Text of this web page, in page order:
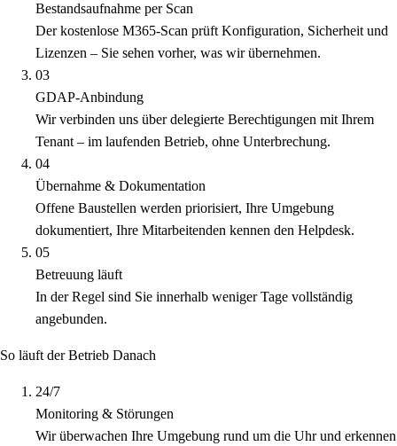
Bestandsaufnahme per Scan
Der kostenlose M365-Scan prüft Konfiguration, Sicherheit und
Lizenzen – Sie sehen vorher, was wir übernehmen.
03
GDAP-Anbindung
Wir verbinden uns über delegierte Berechtigungen mit Ihrem
Tenant – im laufenden Betrieb, ohne Unterbrechung.
04
Übernahme & Dokumentation
Offene Baustellen werden priorisiert, Ihre Umgebung
dokumentiert, Ihre Mitarbeitenden kennen den Helpdesk.
05
Betreuung läuft
In der Regel sind Sie innerhalb weniger Tage vollständig
angebunden.
So läuft der Betrieb Danach
24/7
Monitoring & Störungen
Wir überwachen Ihre Umgebung rund um die Uhr und erkennen